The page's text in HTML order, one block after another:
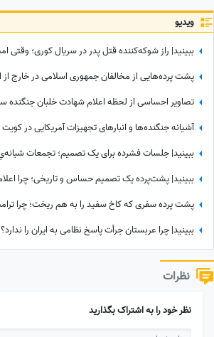
ویدیو
ببینید| چرا عربستان جرأت پاسخ نظامی به ایران را ندارد؟
نظرات
نظر خود را به اشتراک بگذارید